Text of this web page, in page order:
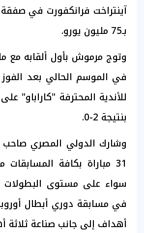
آينتراخت فرانكفورت في
بـ75 مليون يورو.
وتوج مرموش بأول ألقابه مع
في الموسم الحالي بعد
للأندية المحترفة "كاراباو"
بنتيجة 2-0.
31 مباراة بكافة
سواء على مستوى البطولات
في مسابقة دوري أبطال
أهداف إلى جانب صناعة ثلاثة